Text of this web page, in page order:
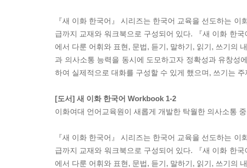
『새 이화 한국어』 시리즈는 한국어 교육을 선도하는
급까지 교재와 워크북으로 구성되어 있다. 『새 이화 한
에서 다룬 어휘와 표현, 문법, 듣기, 말하기, 읽기, 쓰기의
과 의사소통 능력을 동시에 도모하고자 정확성과 유창성
하여 실제적으로 대화를 구성할 수 있게 했으며, 쓰기는
[도서] 새 이화 한국어 Workbook 1-2
이화여대 언어교육원이 새롭게 개발한 탁월한 의사소통
『새 이화 한국어』 시리즈는 한국어 교육을 선도하는
급까지 교재와 워크북으로 구성되어 있다. 『새 이화 한
에서 다룬 어휘와 표현, 문법, 듣기, 말하기, 읽기, 쓰기의